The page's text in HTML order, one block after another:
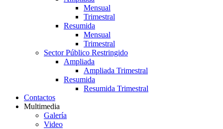
Mensual
Trimestral
Resumida
Mensual
Trimestral
Sector Público Restringido
Ampliada
Ampliada Trimestral
Resumida
Resumida Trimestral
Contactos
Multimedia
Galería
Video